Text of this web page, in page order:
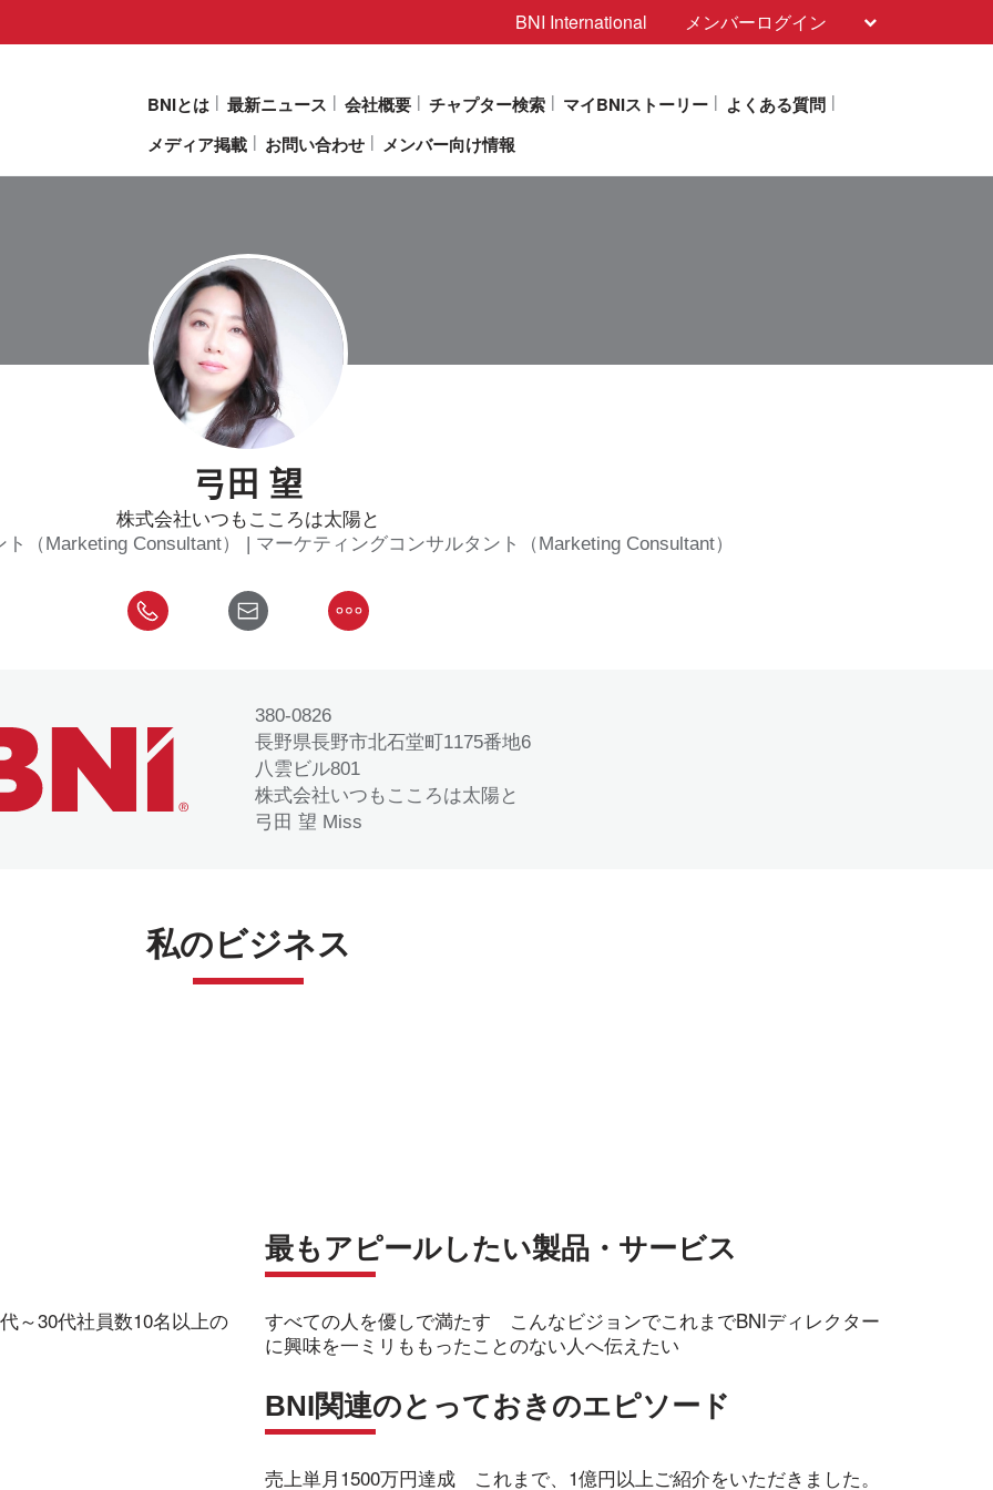
BNI International メンバーログイン
BNIとは 最新ニュース 会社概要 チャプター検索 マイBNIストーリー
よくある質問
メディア掲載
お問い合わせ メンバー向け情報
弓田 望
株式会社いつもこころは太陽と
（Marketing Consultant） | マーケティングコンサルタント（Marketing Consultant）
380-0826
長野県長野市北石堂町1175番地6
八雲ビル801
株式会社いつもこころは太陽と
弓田 望 Miss
私のビジネス
～30代社員数10名以上の
最もアピールしたい製品・サービス
すべての人を優しで満たす こんなビジョンでこれまでBNIディレクター
に興味を一ミリももったことのない人へ伝えたい
BNI関連のとっておきのエピソード
売上単月1500万円達成 これまで、1億円以上ご紹介をいただきました。